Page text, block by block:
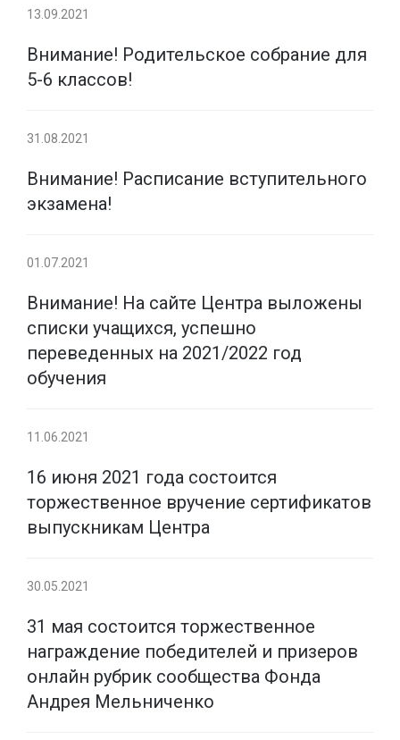
13.09.2021
Внимание! Родительское собрание для
5-6 классов!
31.08.2021
Внимание! Расписание вступительного
экзамена!
01.07.2021
Внимание! На сайте Центра выложены
списки учащихся, успешно
переведенных на 2021/2022 год
обучения
11.06.2021
16 июня 2021 года состоится
торжественное вручение сертификатов
выпускникам Центра
30.05.2021
31 мая состоится торжественное
награждение победителей и призеров
онлайн рубрик сообщества Фонда
Андрея Мельниченко